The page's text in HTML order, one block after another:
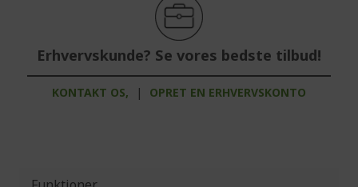
Erhvervskunde? Se vores bedste tilbud!
KONTAKT OS, | OPRET EN ERHVERVSKONTO